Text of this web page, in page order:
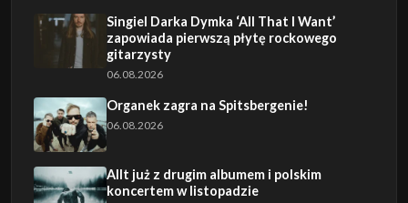
Singiel Darka Dymka ‘All That I Want’
zapowiada pierwszą płytę rockowego
gitarzysty
06.08.2026
Organek zagra na Spitsbergenie!
06.08.2026
Allt już z drugim albumem i polskim
koncertem w listopadzie